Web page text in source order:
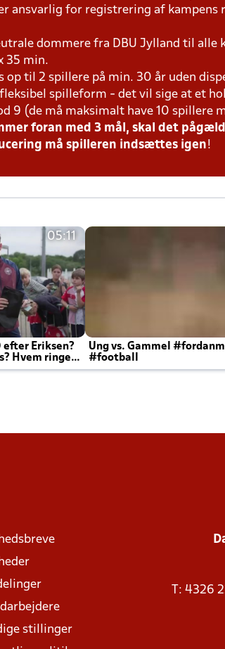
ansvarlig for registrering af kampens
dommere fra DBU Jylland til alle
35 min.
op til 2 spillere på min. 30 år uden
spilleform - det vil sige at et
9 (de må maksimalt have 10 spillere
foran med 3 mål, skal det
må spilleren indsættes igen!
05:11
efter Eriksen?
Hvem ringer
Ung vs. Gammel
#football
stillinger
T: 4326